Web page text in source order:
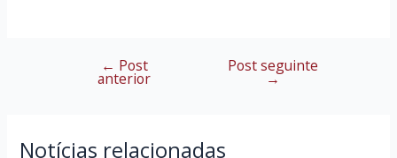
Navegação
← Post
anterior
Post seguinte
→
Notícias relacionadas